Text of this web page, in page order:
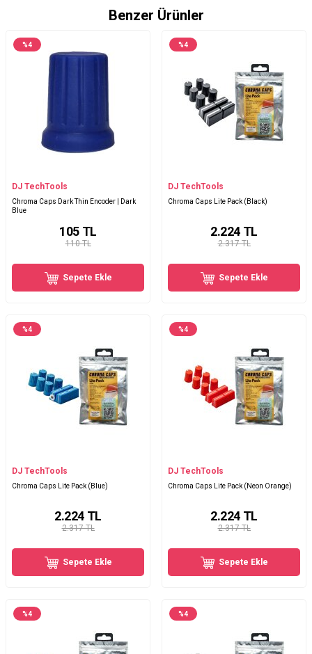
Benzer Ürünler
%4
DJ TechTools
Chroma Caps Dark Thin Encoder | Dark
Blue
110 TL
105 TL
Sepete Ekle
%4
DJ TechTools
Chroma Caps Lite Pack (Black)
2.317 TL
2.224 TL
Sepete Ekle
%4
DJ TechTools
Chroma Caps Lite Pack (Blue)
2.317 TL
2.224 TL
Sepete Ekle
%4
DJ TechTools
Chroma Caps Lite Pack (Neon Orange)
2.317 TL
2.224 TL
Sepete Ekle
%4 %4